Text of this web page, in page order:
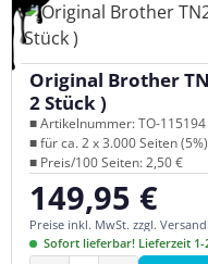
Original Brother
2 Stück )
■ Artikelnummer: TO-115194
■ für ca. 2 x 3.000 Seiten (5%)
■ Preis/100 Seiten: 2,50 €
Regulärer Preis:
149,95 €
Preise inkl. MwSt. zzgl.
Sofort lieferbar! Lieferzeit 1-